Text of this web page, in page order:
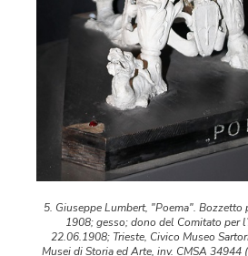
5. Giuseppe Lumbert, "Poema".
1908; gesso; dono del Comitato per
22.06.1908; Trieste, Civico Museo
Musei di Storia ed Arte, inv. CMSA